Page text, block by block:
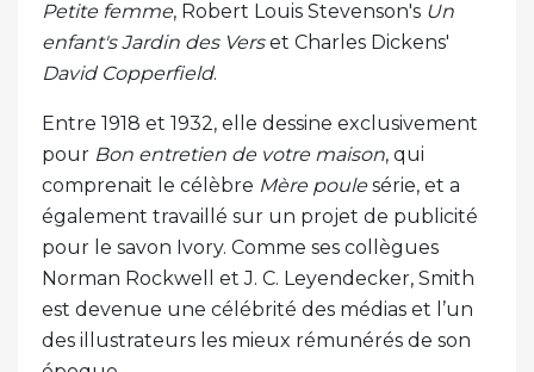
Petite femme, Robert Louis Stevenson's Un
enfant's Jardin des Verset Charles Dickens'
David Copperfield.
Entre 1918 et 1932, elle dessine exclusivement
pour Bon entretien de votre maison, qui
comprenait le célèbre Mère poulesérie, et a
également travaillé sur un projet de publicité
pour le savon Ivory. Comme ses collègues
Norman Rockwell et J. C. Leyendecker, Smith
est devenue une célébrité des médias et l’un
des illustrateurs les mieux rémunérés de son